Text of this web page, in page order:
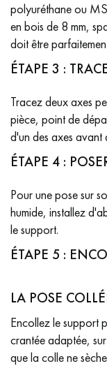
polyuréthane ou
en bois de 8 mm,
doit être
ÉTAPE 3 :
Tracez deux axes
pièce, point de
d'un des axes avant
ÉTAPE 4 :
Pour une pose sur
humide, installez
le support.
ÉTAPE 5 :
LA POSE
Encollez le support
crantée adaptée,
que la colle ne